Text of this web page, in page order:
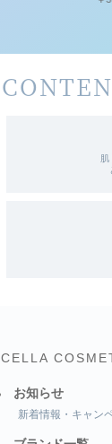
肌
CELLA
お知らせ
新着情報・キャン